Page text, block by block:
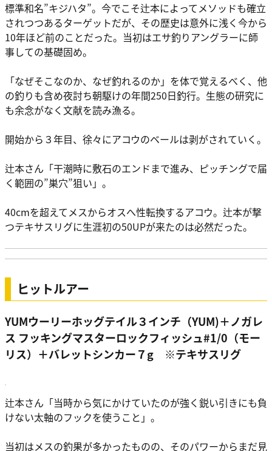
標準和名”キジハタ”。今でこそ辻本によってメソッドも確立
されつつあるターゲットだが、その歴史は意外に浅く今から
10年ほど前のことだった。当初はエサ釣りアングラーに師
事しての基礎固め。
「なぜそこなのか、なぜ釣れるのか」を体で覚えるべく、他
の釣りも含め夜討ち朝駆けの年間250日釣行。生態の研究に
も余念がなく文献を読み漁る。
開始から３年目、徐々にアコウのベールは剥がされていく。
辻本さん 「干潮時に敷石のエンドまで進み、ピッチングで届
く範囲の”巣穴”狙い」。
40cmを超えてメスからオスへ性転換するアコウ。辻本が撃
つテキサスリグに生涯初の50UPが来たのは必然だった。
ヒットルアー
YUMウーリーホッグテイル３インチ（YUM)＋ノガレ
ス フッキングマスターロックフィッシュ#1/0（モー
リス）＋バレットシンカー７g ※テキサスリグ
辻本さん 「当時から気にかけていたのが強く鋭い引きにも負
けない太軸のフックを使うこと」。
当初はメスの釣果が多かったものの、そのパワーからまだ見